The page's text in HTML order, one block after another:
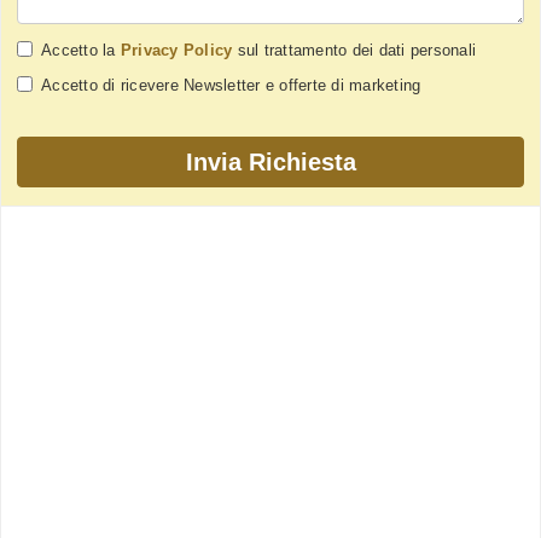
Accetto la Privacy Policy sul trattamento dei dati personali
Accetto di ricevere Newsletter e offerte di marketing